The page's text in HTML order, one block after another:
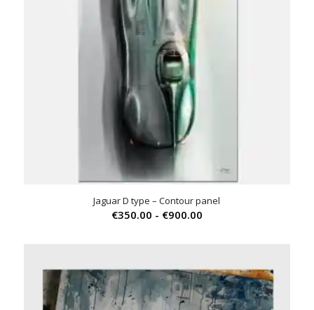
Jaguar D type – Contour panel
€350.00 - €900.00Prijsklasse: